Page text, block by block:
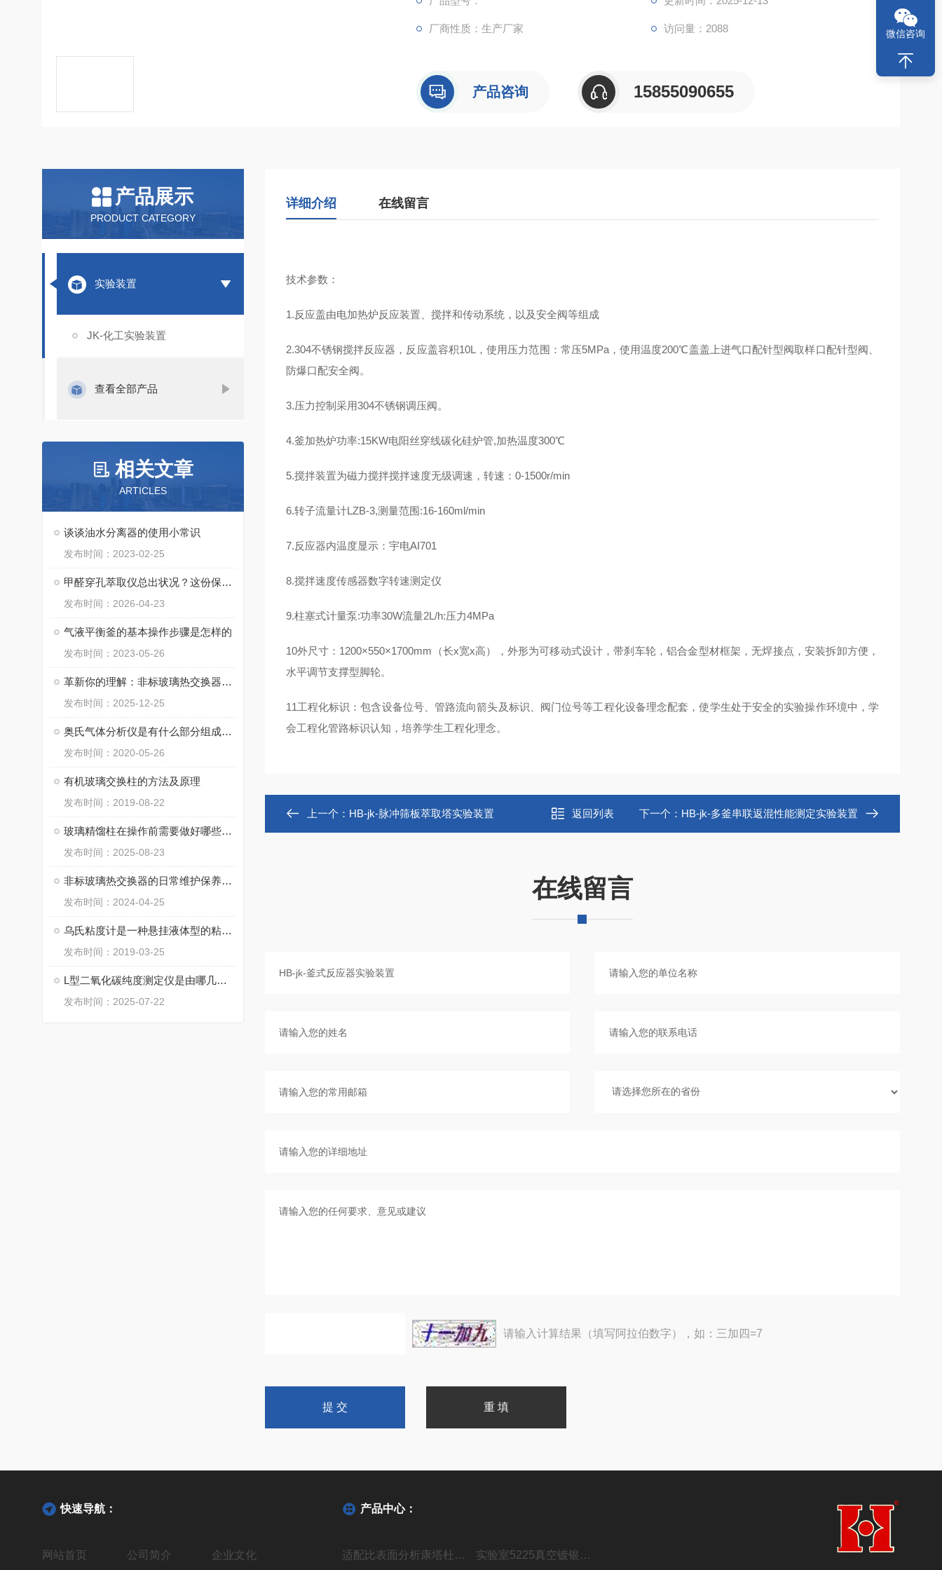
厂商性质：生产厂家 访问量：2088
产品咨询 15855090655
产品展示
PRODUCT CATEGORY
实验装置
JK-化工实验装置
查看全部产品
相关文章
ARTICLES
谈谈油水分离器的使用小常识
发布时间：2023-02-25
甲醛穿孔萃取仪总出状况？这份保养指南，帮你稳住核心性能
发布时间：2026-04-23
气液平衡釜的基本操作步骤是怎样的
发布时间：2023-05-26
革新你的理解：非标玻璃热交换器的功能大解密
发布时间：2025-12-25
奥氏气体分析仪是有什么部分组成的呢？
发布时间：2020-05-26
有机玻璃交换柱的方法及原理
发布时间：2019-08-22
玻璃精馏柱在操作前需要做好哪些准备呢？
发布时间：2025-08-23
非标玻璃热交换器的日常维护保养可能包括以下几个方面
发布时间：2024-04-25
乌氏粘度计是一种悬挂液体型的粘度计
发布时间：2019-03-25
L型二氧化碳纯度测定仪是由哪几部分组成的呢？
发布时间：2025-07-22
详细介绍 在线留言
技术参数 ：
1.反应盖由电加热炉反应装置、搅拌和传动系统，以及安全阀等组成
2.304不锈钢搅拌反应器，反应盖容积10L，使用压力范围：常压5MPa，使用温度200℃盖盖上进气口配针型阀取样口配针型阀、
防爆口配安全阀。
3.压力控制采用304不锈钢调压阀。
4.釜加热炉功率:15KW电阳丝穿线碳化硅炉管,加热温度300℃
5.搅拌装置为磁力搅拌搅拌速度无级调速，转速：0-1500r/min
6.转子流量计LZB-3,测量范围:16-160ml/min
7.反应器内温度显示：宇电AI701
8.搅拌速度传感器数字转速测定仪
9.柱塞式计量泵:功率30W流量2L/h:压力4MPa
10外尺寸：1200×550×1700mm（长x宽x高），外形为可移动式设计，带刹车轮，铝合金型材框架，无焊接点，安装拆卸方便，
水平调节支撑型脚轮。
11工程化标识：包含设备位号、管路流向箭头及标识、阀门位号等工程化设备理念配套，使学生处于安全的实验操作环境中，学
会工程化管路标识认知，培养学生工程化理念。
上一个： HB-jk-脉冲筛板萃取塔实验装置 返回列表 下一个： HB-jk-多釜串联返混性能测定实验装置
在线留言
请输入计算结果（填写阿拉伯数字），如：三加四=7
快速导航：
网站首页 公司简介 企业文化
产品中心：
适配比表面分析康塔杜瓦瓶AUTOSORB-1 实验室5225真空镀银精馏装置
微信咨询